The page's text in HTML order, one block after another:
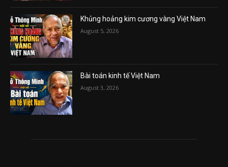
Khủng hoảng kim cương vàng Việt Nam
August 5, 2026
Bài toán kinh tế Việt Nam
August 3, 2026